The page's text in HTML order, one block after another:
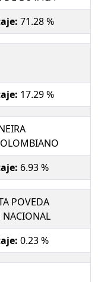
71.28 %
17.29 %
6.93 %
POVEDA
NACIONAL
0.23 %